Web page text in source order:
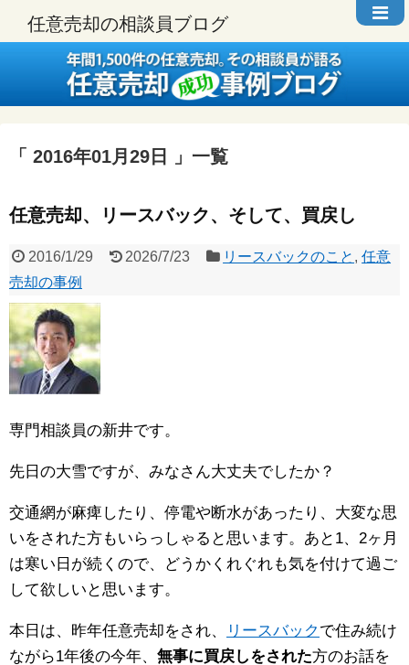
任意売却の相談員ブログ
2016年01月29日 一覧
任意売却、リースバック、そして、買戻し
2016/1/29 2026/7/23 リースバックのこと ,任意
売却の事例
専門相談員の新井です。
先日の大雪ですが、みなさん大丈夫でしたか？
交通網が麻痺したり、停電や断水があったり、大変な思
いをされた方もいらっしゃると思います。あと1、2ヶ月
は寒い日が続くので、どうかくれぐれも気を付けて過ご
して欲しいと思います。
本日は、昨年任意売却をされ、 リースバック で住み続け
ながら1年後の今年、 無事に買戻しをされた方のお話を